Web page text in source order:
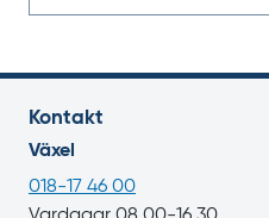
Kontakt
Växel
018-17 46 00